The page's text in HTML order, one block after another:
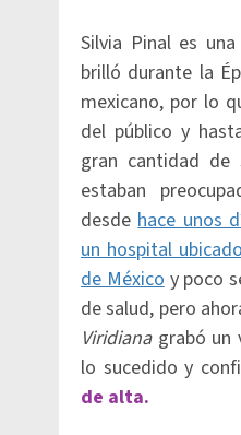
Silvia Pinal es
brilló durante la
mexicano, por lo
del público y
gran cantidad de
estaban
desdehace unos
un hospital
de Méxicoy poco
de salud, pero
Viridianagrabó un
lo sucedido y
de alta.